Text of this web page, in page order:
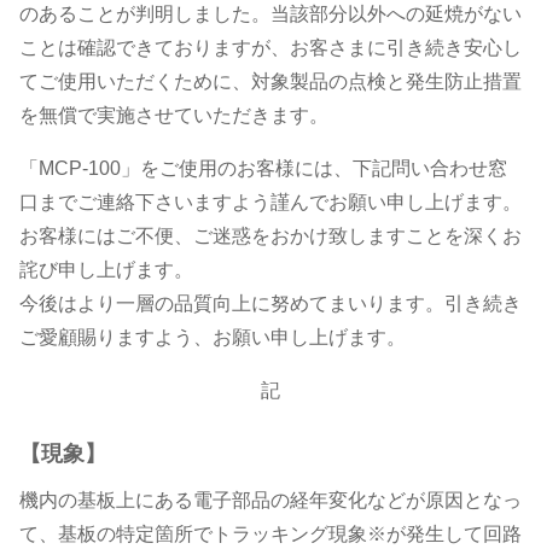
ル
コ
ピ
ー
機
100」
に
のあることが判明しました。当該部分以外への延焼がない
ことは確認できておりますが、お客さまに引き続き安心し
てご使用いただくために、対象製品の点検と発生防止措置
を無償で実施させていただきます。
「MCP-100」をご使用のお客様には、下記問い合わせ窓
口までご連絡下さいますよう謹んでお願い申し上げます。
お客様にはご不便、ご迷惑をおかけ致しますことを深くお
詫び申し上げます。
今後はより一層の品質向上に努めてまいります。引き続き
ご愛顧賜りますよう、お願い申し上げます。
記
【現象】
機内の基板上にある電子部品の経年変化などが原因となっ
て、基板の特定箇所でトラッキング現象※が発生して回路